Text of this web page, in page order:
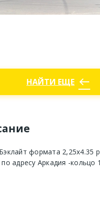
НАЙТИ ЕЩЕ west
формата 2,25х4.35
адресу Аркадия -кольцо